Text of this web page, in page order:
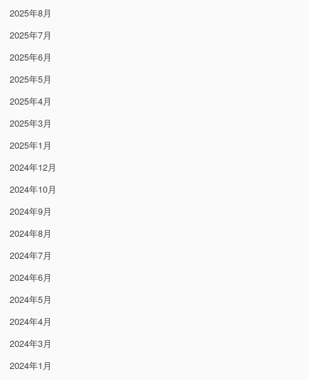
2025年8月
2025年7月
2025年6月
2025年5月
2025年4月
2025年3月
2025年1月
2024年12月
2024年10月
2024年9月
2024年8月
2024年7月
2024年6月
2024年5月
2024年4月
2024年3月
2024年1月